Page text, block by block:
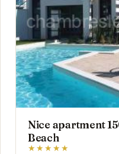
Nice apartment
Beach
★★★★★